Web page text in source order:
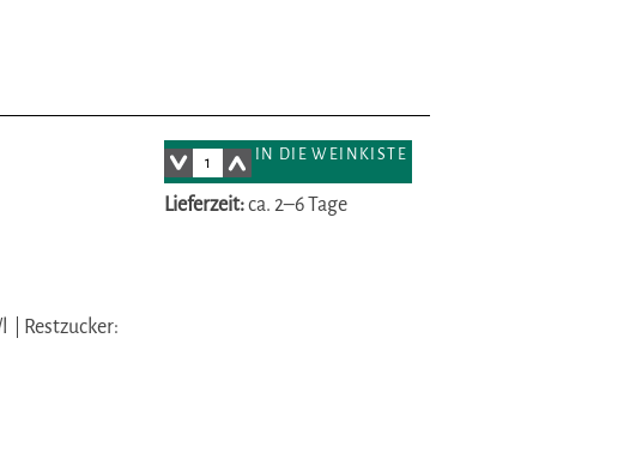
Restzucker:
IN DIE WEINKISTE
Lieferzeit:ca. 2–6 Tage